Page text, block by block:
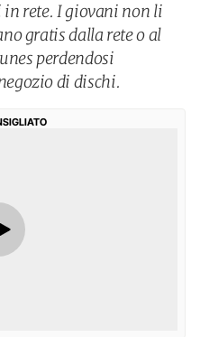
rete. I giovani non li
gratis dalla rete o al
perdendosi
di dischi.